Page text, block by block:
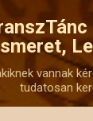
Ugrás a fő
vannak
tudatosan